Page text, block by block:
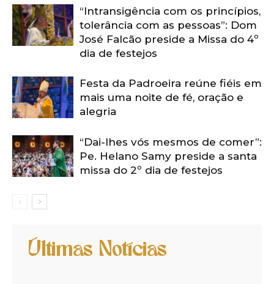
“Intransigência com os princípios,
tolerância com as pessoas”: Dom
José Falcão preside a Missa do 4º
dia de festejos
Festa da Padroeira reúne fiéis em
mais uma noite de fé, oração e
alegria
“Dai-lhes vós mesmos de comer”:
Pe. Helano Samy preside a santa
missa do 2º dia de festejos
Últimas Notícias